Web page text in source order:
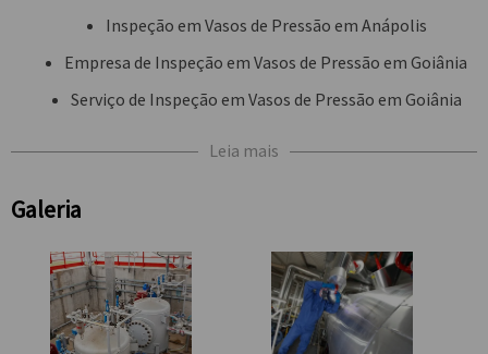
Inspeção em Vasos de Pressão em Anápolis
Empresa de Inspeção em Vasos de Pressão em Goiânia
Serviço de Inspeção em Vasos de Pressão em Goiânia
Leia mais
Galeria